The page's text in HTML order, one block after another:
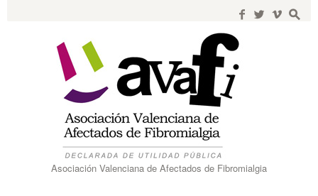
f w i s
Asociación Valenciana de Afectados de Fibromialgia